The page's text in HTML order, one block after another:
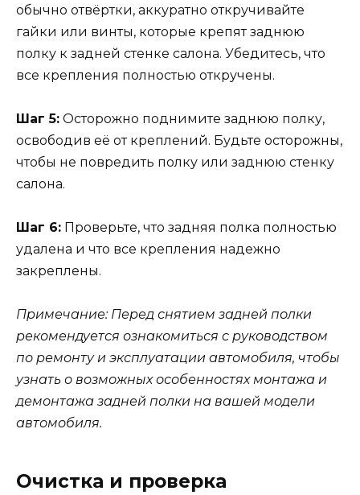
обычно отвёртки, аккуратно откручивайте
гайки или винты, которые крепят заднюю
полку к задней стенке салона. Убедитесь, что
все крепления полностью откручены.
Шаг 5: Осторожно поднимите заднюю полку,
освободив её от креплений. Будьте осторожны,
чтобы не повредить полку или заднюю стенку
салона.
Шаг 6: Проверьте, что задняя полка полностью
удалена и что все крепления надежно
закреплены.
Примечание: Перед снятием задней полки
рекомендуется ознакомиться с руководством
по ремонту и эксплуатации автомобиля, чтобы
узнать о возможных особенностях монтажа и
демонтажа задней полки на вашей модели
автомобиля.
Очистка и проверка